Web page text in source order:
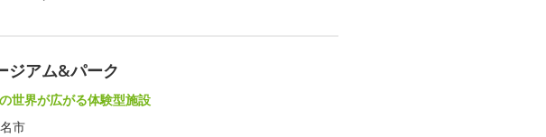
ジアム&パーク
世界が広がる体験型施設
市